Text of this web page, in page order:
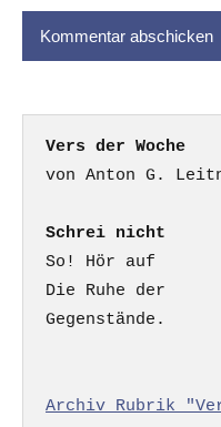
Vers der Woche
Schrei nicht
So! Hör auf
Die Ruhe der
Gegenstände.
Archiv Rubrik